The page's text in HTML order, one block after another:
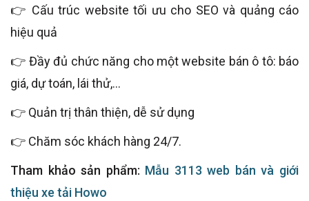
👉 Cấu trúc website tối ưu cho SEO và quảng cáo
hiệu quả
👉 Đầy đủ chức năng cho một website bán ô tô: báo
giá, dự toán, lái thử,...
👉 Quản trị thân thiện, dễ sử dụng
👉 Chăm sóc khách hàng 24/7.
Tham khảo sản phẩm: Mẫu 3113 web bán và giới
thiệu xe tải Howo